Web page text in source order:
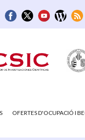
OFERTES D'OCUPACIÓ I